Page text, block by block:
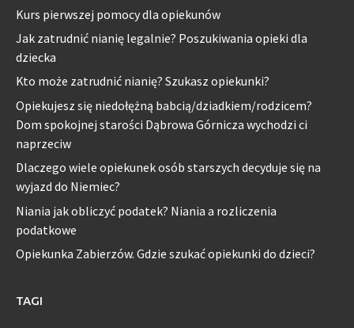
Kurs pierwszej pomocy dla opiekunów
Jak zatrudnić nianię legalnie? Poszukiwania opieki dla
dziecka
Kto może zatrudnić nianię? Szukasz opiekunki?
Opiekujesz się niedołężną babcią/dziadkiem/rodzicem?
Dom spokojnej starości Dąbrowa Górnicza wychodzi ci
naprzeciw
Dlaczego wiele opiekunek osób starszych decyduje się na
wyjazd do Niemiec?
Niania jak obliczyć podatek? Niania a rozliczenia
podatkowe
Opiekunka Zabierzów. Gdzie szukać opiekunki do dzieci?
TAGI